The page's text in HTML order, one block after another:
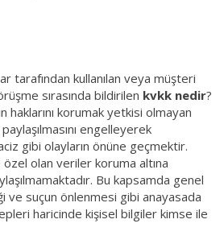
tarafından kullanılan veya müşteri
sırasında bildirilen kvkk nedir?
haklarını korumak yetkisi olmayan
engelleyerek
taciz gibi olayların önüne geçmektir.
olan veriler koruma altına
Bu kapsamda genel
ve suçun önlenmesi gibi anayasada
haricinde kişisel bilgiler kimse ile